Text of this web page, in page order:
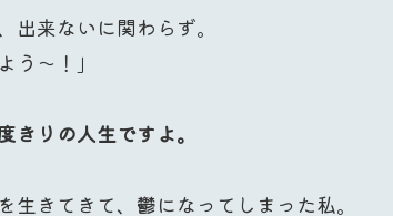
出来ないに関わらず。
う〜！」
きりの人生ですよ。
生きてきて、鬱になってしまった私。